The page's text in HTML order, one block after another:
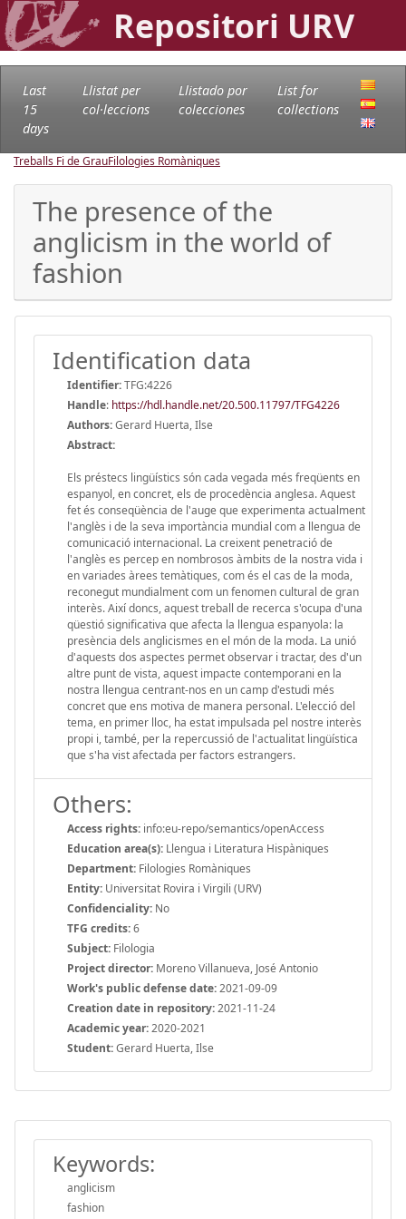
Repositori URV
Last
15
days
Llistat per
col·leccions
Llistado por
colecciones
List for
collections
Treballs Fi de GrauFilologies Romàniques
The presence of the
anglicism in the world of
fashion
Identification data
Identifier:TFG:4226
Handle: https://hdl.handle.net/20.500.11797/TFG4226
Authors:Gerard Huerta, Ilse
Abstract:
Els préstecs lingüístics són cada vegada més freqüents en
espanyol, en concret, els de procedència anglesa. Aquest
fet és conseqüència de l'auge que experimenta actualment
l'anglès i de la seva importància mundial com a llengua de
comunicació internacional. La creixent penetració de
l'anglès es percep en nombrosos àmbits de la nostra vida i
en variades àrees temàtiques, com és el cas de la moda,
reconegut mundialment com un fenomen cultural de gran
interès. Així doncs, aquest treball de recerca s'ocupa d'una
qüestió significativa que afecta la llengua espanyola: la
presència dels anglicismes en el món de la moda. La unió
d'aquests dos aspectes permet observar i tractar, des d'un
altre punt de vista, aquest impacte contemporani en la
nostra llengua centrant-nos en un camp d'estudi més
concret que ens motiva de manera personal. L'elecció del
tema, en primer lloc, ha estat impulsada pel nostre interès
propi i, també, per la repercussió de l'actualitat lingüística
que s'ha vist afectada per factors estrangers.
Others:
Access rights: info:eu-repo/semantics/openAccess
Education area(s): Llengua i Literatura Hispàniques
Department: Filologies Romàniques
Entity: Universitat Rovira i Virgili (URV)
Confidenciality: No
TFG credits:6
Subject: Filologia
Project director: Moreno Villanueva, José Antonio
Work's public defense date:2021-09-09
Creation date in repository:2021-11-24
Academic year:2020-2021
Student:Gerard Huerta, Ilse
Keywords:
anglicism
fashion